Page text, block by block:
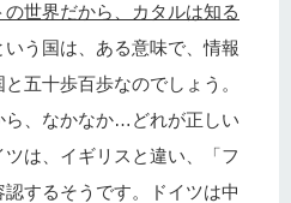
世界だから、カタルは知る
いう国は、ある意味で、情報
五十歩百歩なのでしょう。
ら、なかなか…どれが正しい
は、イギリスと違い、「フ
するそうです。ドイツは中